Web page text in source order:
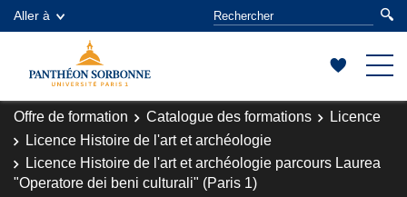
Aller à
Offre de formation Catalogue des formations
Licence
Licence Histoire de l'art et archéologie
Licence Histoire de l'art et archéologie parcours Laurea
"Operatore dei beni culturali" (Paris 1)